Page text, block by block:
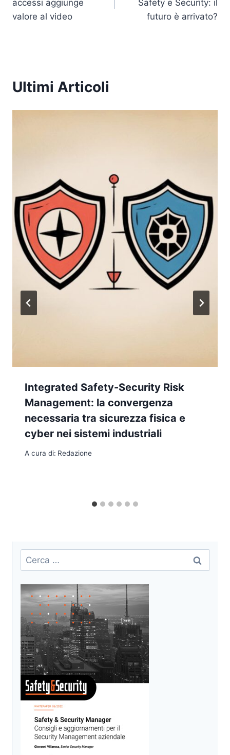
o
k
accessi aggiunge
valore al video
Safety e Security: il
futuro è arrivato?
Ultimi Articoli
Integrated Safety-Security Risk
Management: la convergenza
necessaria tra sicurezza fisica e
cyber nei sistemi industriali
A cura di: Redazione
Ricerca
per: